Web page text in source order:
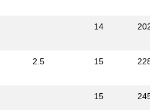
14
2.5 15
15